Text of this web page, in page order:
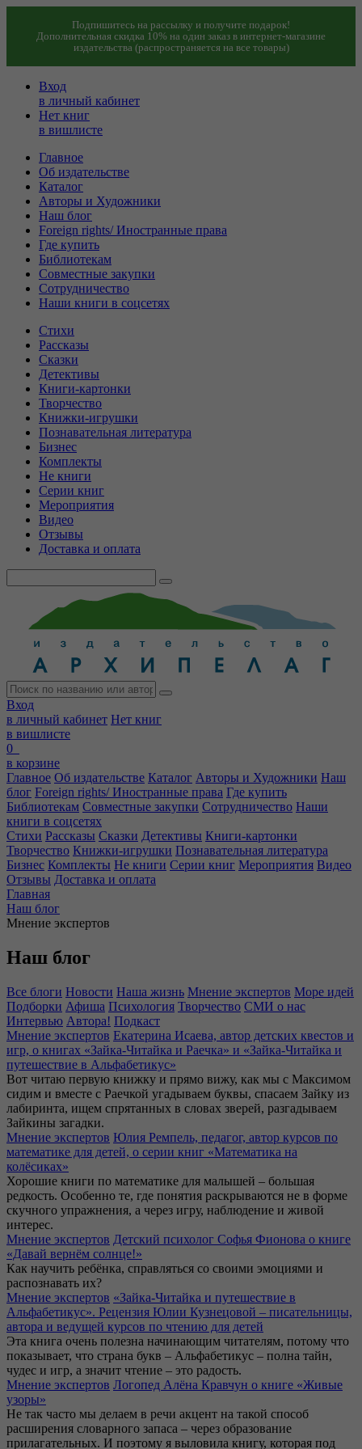
Подпишитесь на рассылку и получите подарок!
Дополнительная скидка 10% на один заказ в интернет-магазине
издательства (распространяется на все товары)
Вход
в личный кабинет
Нет книг
в вишлисте
Главное
Об издательстве
Каталог
Авторы и Художники
Наш блог
Foreign rights/ Иностранные права
Где купить
Библиотекам
Совместные закупки
Сотрудничество
Наши книги в соцсетях
Стихи
Рассказы
Сказки
Детективы
Книги-картонки
Творчество
Книжки-игрушки
Познавательная литература
Бизнес
Комплекты
Не книги
Серии книг
Мероприятия
Видео
Отзывы
Доставка и оплата
Вход
в личный кабинет Нет книг
в вишлисте
0
в корзине
Главное Об издательстве Каталог Авторы и Художники Наш
блог Foreign rights/ Иностранные права Где купить
Библиотекам Совместные закупки Сотрудничество Наши
книги в соцсетях
Стихи Рассказы Сказки Детективы Книги-картонки
Творчество Книжки-игрушки Познавательная литература
Бизнес Комплекты Не книги Серии книг Мероприятия Видео
Отзывы Доставка и оплата
Главная
Наш блог
Мнение экспертов
Наш блог
Все блоги Новости Наша жизнь Мнение экспертов Море идей
Подборки Афиша Психология Творчество СМИ о нас
Интервью Автора! Подкаст
Мнение экспертов Екатерина Исаева, автор детских квестов и
игр, о книгах «Зайка-Читайка и Раечка» и «Зайка-Читайка и
путешествие в Альфабетикус»
Вот читаю первую книжку и прямо вижу, как мы с Максимом
сидим и вместе с Раечкой угадываем буквы, спасаем Зайку из
лабиринта, ищем спрятанных в словах зверей, разгадываем
Зайкины загадки.
Мнение экспертов Юлия Ремпель, педагог, автор курсов по
математике для детей, о серии книг «Математика на
колёсиках»
Хорошие книги по математике для малышей – большая
редкость. Особенно те, где понятия раскрываются не в форме
скучного упражнения, а через игру, наблюдение и живой
интерес.
Мнение экспертов Детский психолог Софья Фионова о книге
«Давай вернём солнце!»
Как научить ребёнка, справляться со своими эмоциями и
распознавать их?
Мнение экспертов «Зайка-Читайка и путешествие в
Альфабетикус». Рецензия Юлии Кузнецовой – писательницы,
автора и ведущей курсов по чтению для детей
Эта книга очень полезна начинающим читателям, потому что
показывает, что страна букв – Альфабетикус – полна тайн,
чудес и игр, а значит чтение – это радость.
Мнение экспертов Логопед Алёна Кравчун о книге «Живые
узоры»
Не так часто мы делаем в речи акцент на такой способ
расширения словарного запаса – через образование
прилагательных. И поэтому я выловила книгу, которая под